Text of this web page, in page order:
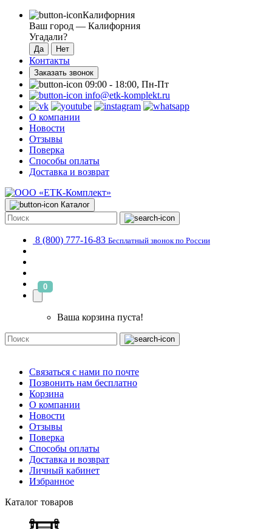
Калифорния
Ваш город — Калифорния
Угадали?
Контакты
Заказать звонок
09:00 - 18:00, Пн-Пт
info@etk-komplekt.ru
О компании
Новости
Отзывы
Поверка
Способы оплаты
Доставка и возврат
Каталог
8 (800) 777-16-83 Бесплатный звонок по России
0
Ваша корзина пуста!
Связаться с нами по почте
Позвонить нам бесплатно
Корзина
О компании
Новости
Отзывы
Поверка
Способы оплаты
Доставка и возврат
Личный кабинет
Избранное
Каталог товаров